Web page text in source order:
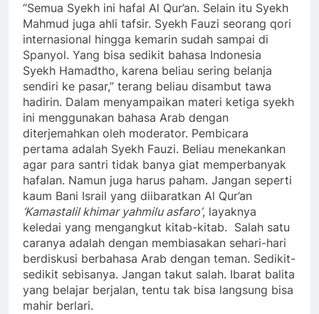
“Semua Syekh ini hafal Al Qur’an. Selain itu Syekh
Mahmud juga ahli tafsir. Syekh Fauzi seorang qori
internasional hingga kemarin sudah sampai di
Spanyol. Yang bisa sedikit bahasa Indonesia
Syekh Hamadtho, karena beliau sering belanja
sendiri ke pasar,” terang beliau disambut tawa
hadirin. Dalam menyampaikan materi ketiga syekh
ini menggunakan bahasa Arab dengan
diterjemahkan oleh moderator. Pembicara
pertama adalah Syekh Fauzi. Beliau menekankan
agar para santri tidak banya giat memperbanyak
hafalan. Namun juga harus paham. Jangan seperti
kaum Bani Israil yang diibaratkan Al Qur’an
‘Kamastalil khimar yahmilu asfaro’, layaknya
keledai yang mengangkut kitab-kitab. Salah satu
caranya adalah dengan membiasakan sehari-hari
berdiskusi berbahasa Arab dengan teman. Sedikit-
sedikit sebisanya. Jangan takut salah. Ibarat balita
yang belajar berjalan, tentu tak bisa langsung bisa
mahir berlari.